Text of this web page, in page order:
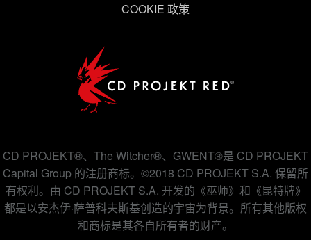
COOKIE 政策
CD PROJEKT®、The Witcher®、GWENT®是 CD PROJEKT
Capital Group 的注册商标。©2018 CD PROJEKT S.A. 保留所
有权利。由 CD PROJEKT S.A. 开发的《巫师》和《昆特牌》
都是以安杰伊·萨普科夫斯基创造的宇宙为背景。所有其他版权
和商标是其各自所有者的财产。